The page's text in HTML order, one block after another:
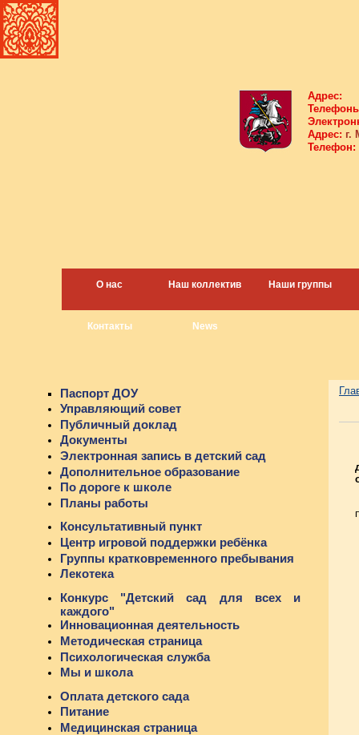
Адрес:
Адрес: г.
Телефон:
О нас Наш коллектив Наши группы
Контакты News
Паспорт ДОУ
Управляющий совет
Публичный доклад
Документы
Электронная запись в детский сад
Дополнительное образование
По дороге к школе
Планы работы
Консультативный пункт
Центр игровой поддержки ребёнка
Группы кратковременного пребывания
Лекотека
Конкурс "Детский сад для всех и
каждого"
Инновационная деятельность
Методическая страница
Психологическая служба
Мы и школа
Оплата детского сада
Питание
Медицинская страница